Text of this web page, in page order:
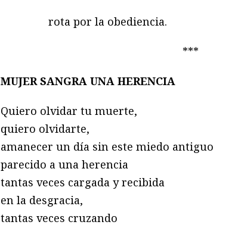
rota por la obediencia.
***
MUJER SANGRA UNA HERENCIA
Quiero olvidar tu muerte,
quiero olvidarte,
amanecer un día sin este miedo antiguo
parecido a una herencia
tantas veces cargada y recibida
en la desgracia,
tantas veces cruzando